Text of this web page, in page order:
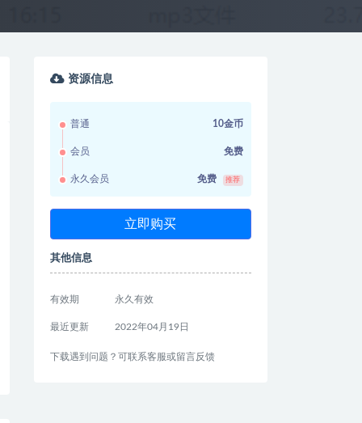
资源信息
普通 10金币
会员 免费
永久会员 免费 推荐
立即购买
其他信息
有效期 永久有效
最近更新 2022年04月19日
下载遇到问题？可联系客服或留言反馈